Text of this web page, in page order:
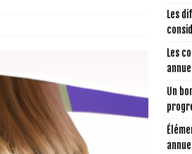
Les
Les
Un